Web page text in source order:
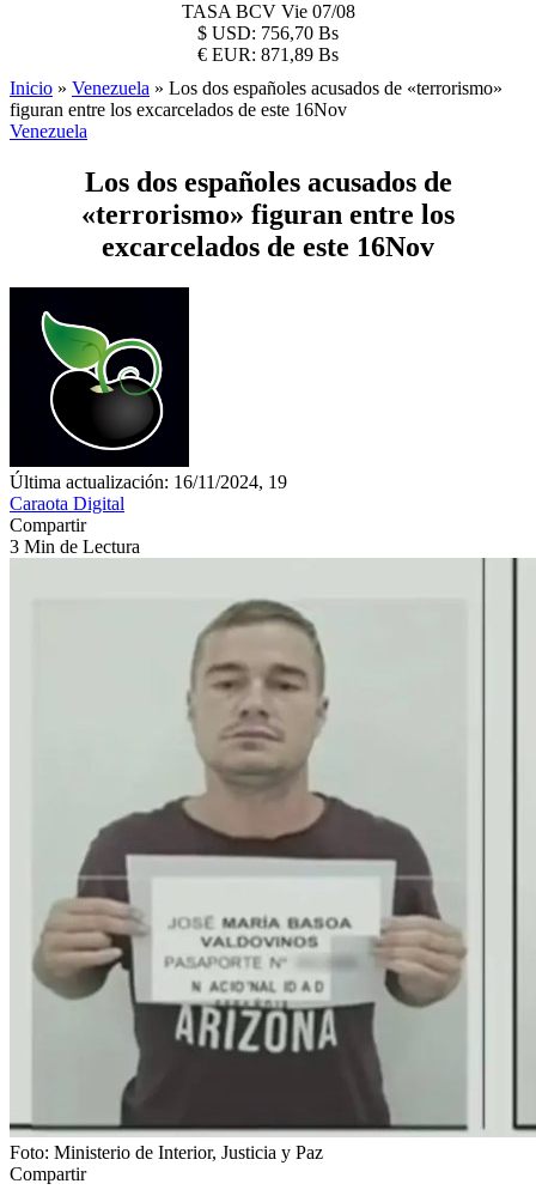
TASA BCV Vie 07/08
$ USD: 756,70 Bs
€ EUR: 871,89 Bs
Inicio » Venezuela » Los dos españoles acusados de «terrorismo»
figuran entre los excarcelados de este 16Nov
Venezuela
Los dos españoles acusados de
«terrorismo» figuran entre los
excarcelados de este 16Nov
Última actualización: 16/11/2024, 19
Caraota Digital
Compartir
3 Min de Lectura
Foto: Ministerio de Interior, Justicia y Paz
Compartir